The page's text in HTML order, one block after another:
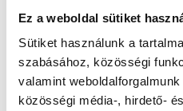
Ez a weboldal sütiket
Sütiket használunk a
szabásához, közösségi
valamint
közösségi média-, hirdető-